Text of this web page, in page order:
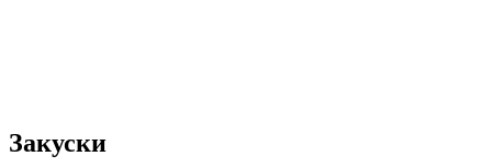
Закуски